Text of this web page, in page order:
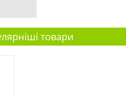
товари